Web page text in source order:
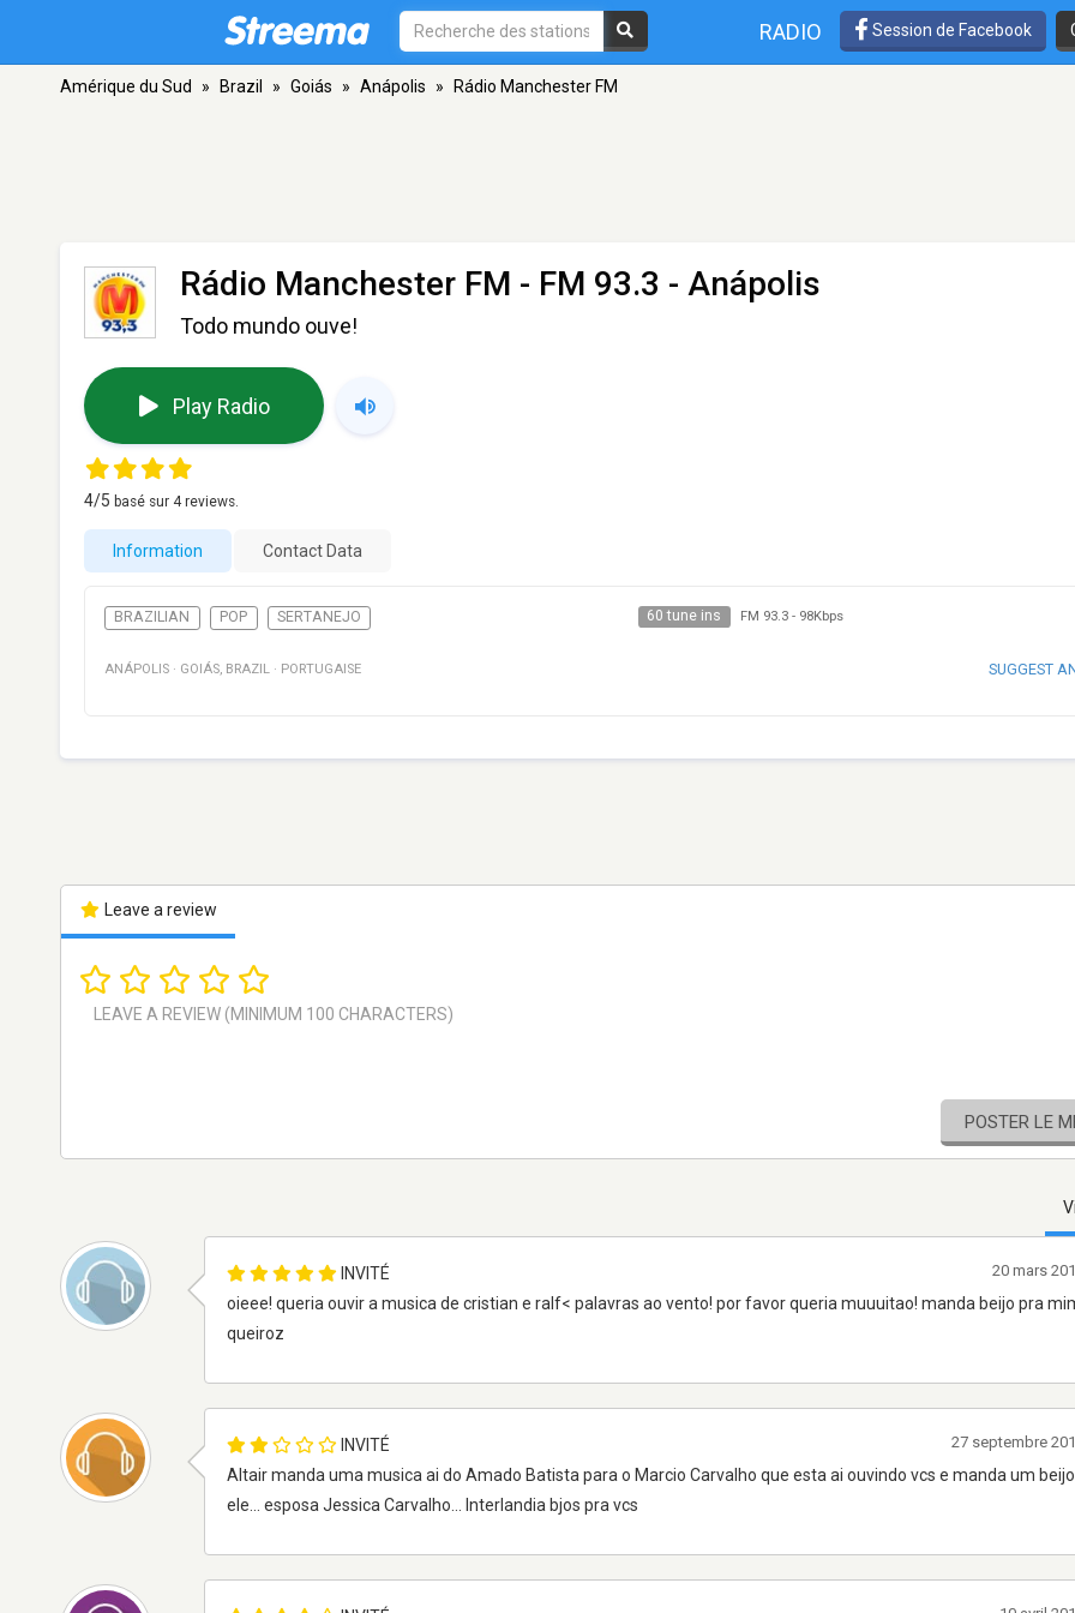
RADIO Session de Facebook
Amérique du Sud » Brazil » Goiás » Anápolis » Rádio Manchester FM
Rádio Manchester FM - FM 93.3 - Anápolis
Todo mundo ouve!
Play Radio
4/5 basé sur 4reviews.
Information Contact Data
BRAZILIAN POP SERTANEJO 60 tune ins FM 93.3- 98Kbps
ANÁPOLIS · GOIÁS, BRAZIL · PORTUGAISE SUGGEST
Leave a review
POSTER LE
INVITÉ
oieee! queria ouvir a musica de cristian e ralf< palavras ao vento! por favor queria muuuitao! manda beijo pra
queiroz
20 mars
INVITÉ
Altair manda uma musica ai do Amado Batista para o Marcio Carvalho que esta ai ouvindo vcs e manda um
ele... esposa Jessica Carvalho... Interlandia bjos pra vcs
27 septembre